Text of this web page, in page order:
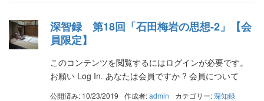
深智録 第18回「石田梅岩の思想-2」【会
員限定】
このコンテンツを閲覧するにはログインが必要です。
お願い Log In. あなたは会員ですか ? 会員について
公開済み: 10/23/2019 作成者:admin カテゴリー:深知録